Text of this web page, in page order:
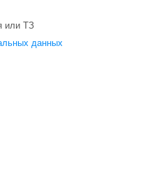
или ТЗ
данных